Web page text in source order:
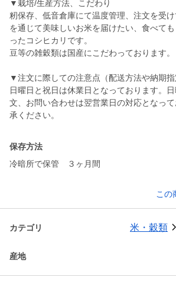
▼栽培/生産方法、こだわり
籾保存、低音倉庫にて温度管理、注文を受
を通じて美味しいお米を届けたい、食べて
ったコシヒカリです。
豆等の雑穀類は国産にこだわっております。
▼注文に際しての注意点（配送方法や納期指
日曜日と祝日は休業日となっております。
文、お問い合わせは翌営業日の対応となっ
承ください。
保存方法
冷暗所で保管 ３ヶ月間
この
カテゴリ 米・穀類
産地